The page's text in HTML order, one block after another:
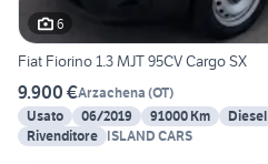
6
Fiat Fiorino 1.3 MJT 95CV Cargo SX
9.900 €Arzachena (OT)
Usato
06/2019 91000 Km Diesel
Rivenditore ISLAND CARS